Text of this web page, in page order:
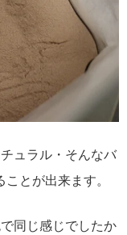
ュラル・そんなバ
とが出来ます。
同じ感じでしたか